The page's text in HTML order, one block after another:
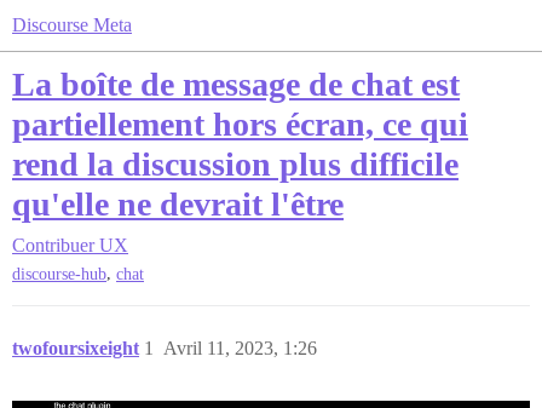
Discourse Meta
La boîte de message de chat est
partiellement hors écran, ce qui
rend la discussion plus difficile
qu'elle ne devrait l'être
Contribuer UX
discourse-hub, chat
twofoursixeight Avril 11, 2023, 1:26
1